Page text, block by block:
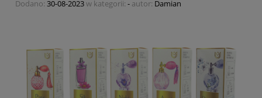
Dodano: 30-08-2023w kategorii: - autor: Damian